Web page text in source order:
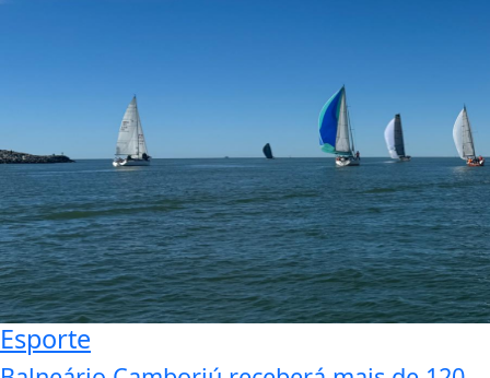
Esporte